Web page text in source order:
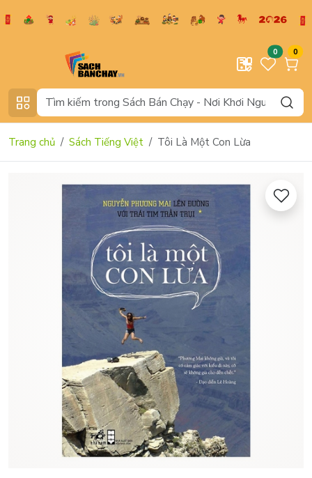
0 0
Trang chủ Sách Tiếng Việt Tôi Là Một Con Lừa